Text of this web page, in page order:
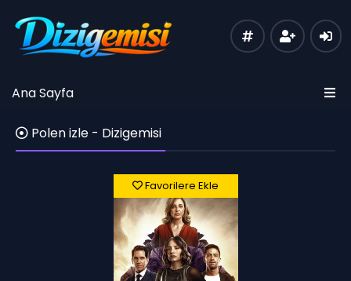
Ana Sayfa
Polen izle - Dizigemisi
Favorilere Ekle